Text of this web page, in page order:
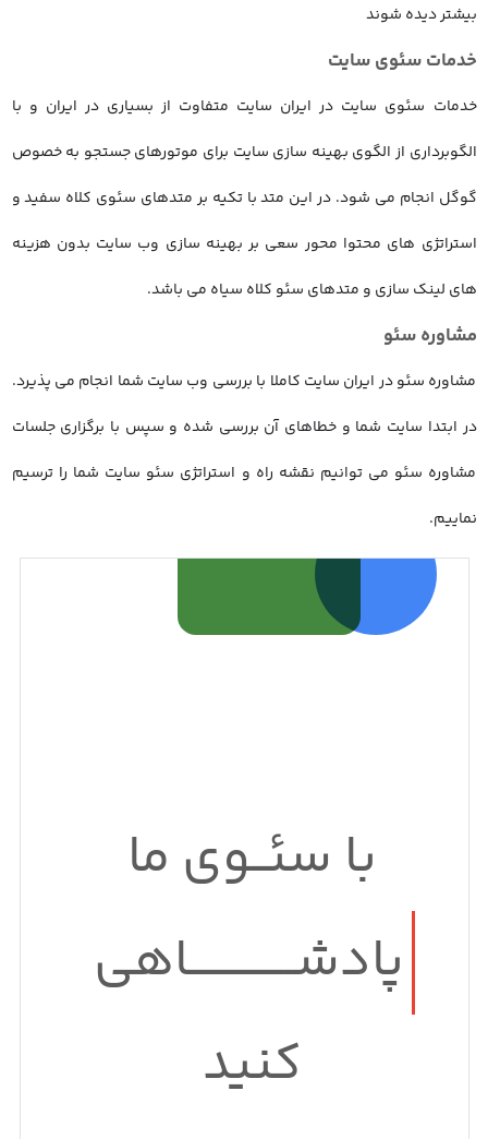
بیشتر دیده شوند
خدمات سئوی سایت
خدمات سئوی سایت در ایران سایت متفاوت از بسیاری در ایران و با
الگوبرداری از الگوی بهینه سازی سایت برای موتورهای جستجو به خصوص
گوگل انجام می شود. در این متد با تکیه بر متدهای سئوی کلاه سفید و
استراتژی های محتوا محور سعی بر بهینه سازی وب سایت بدون هزینه
های لینک سازی و متدهای سئو کلاه سیاه می باشد.
مشاوره سئو
مشاوره سئو در ایران سایت کاملا با بررسی وب سایت شما انجام می پذیرد.
در ابتدا سایت شما و خطاهای آن بررسی شده و سپس با برگزاری جلسات
مشاوره سئو می توانیم نقشه راه و استراتژی سئو سایت شما را ترسیم
نماییم.
با سئــوی ما
پادشــــــــــــــاهی
کنید